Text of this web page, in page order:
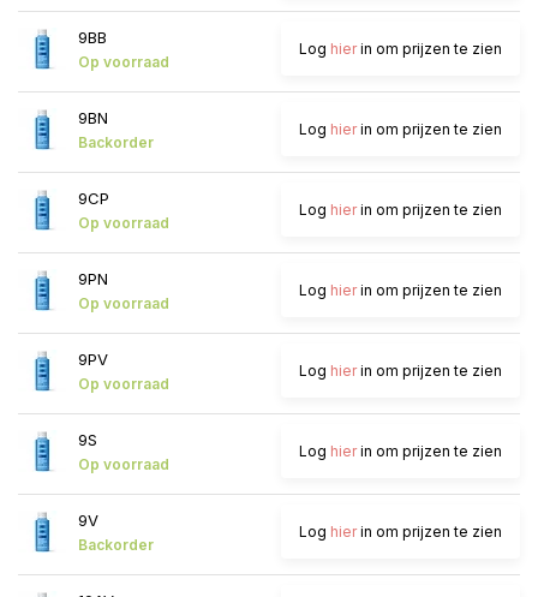
9BB
Op voorraad
Log hierin om prijzen te zien
9BN
Backorder
Log hierin om prijzen te zien
9CP
Op voorraad
Log hierin om prijzen te zien
9PN
Op voorraad
Log hierin om prijzen te zien
9PV
Op voorraad
Log hierin om prijzen te zien
9S
Op voorraad
Log hierin om prijzen te zien
9V
Backorder
Log hierin om prijzen te zien